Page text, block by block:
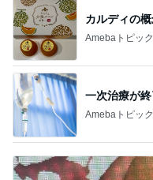
カルディの
Amebaトピッ
一次治療が
Amebaトピッ